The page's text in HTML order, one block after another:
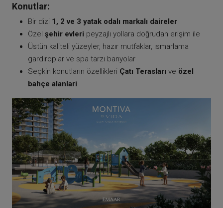
Konutlar:
Bir dizi 1, 2 ve 3 yatak odalı markalı daireler
Özel şehir evleri peyzajlı yollara doğrudan erişim ile
Üstün kaliteli yüzeyler, hazır mutfaklar, ısmarlama
gardıroplar ve spa tarzı banyolar
Seçkin konutların özellikleri Çatı Terasları ve özel
bahçe alanlari